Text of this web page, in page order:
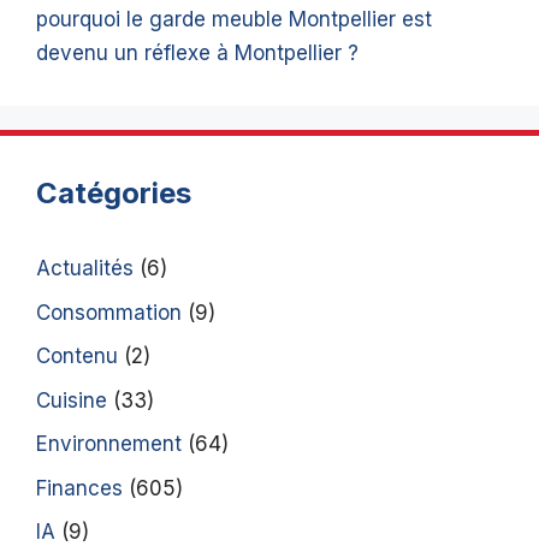
pourquoi le garde meuble Montpellier est
devenu un réflexe à Montpellier ?
Catégories
Actualités (6)
Consommation (9)
Contenu (2)
Cuisine (33)
Environnement (64)
Finances (605)
IA (9)